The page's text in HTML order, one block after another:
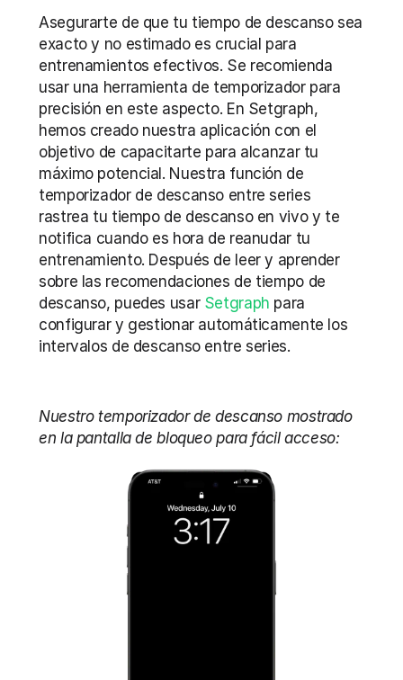
Asegurarte de que tu tiempo de descanso sea
exacto y no estimado es crucial para
entrenamientos efectivos. Se recomienda
usar una herramienta de temporizador para
precisión en este aspecto. En Setgraph,
hemos creado nuestra aplicación con el
objetivo de capacitarte para alcanzar tu
máximo potencial. Nuestra función de
temporizador de descanso entre series
rastrea tu tiempo de descanso en vivo y te
notifica cuando es hora de reanudar tu
entrenamiento. Después de leer y aprender
sobre las recomendaciones de tiempo de
descanso, puedes usar Setgraph para
configurar y gestionar automáticamente los
intervalos de descanso entre series.
Nuestro temporizador de descanso mostrado
en la pantalla de bloqueo para fácil acceso: